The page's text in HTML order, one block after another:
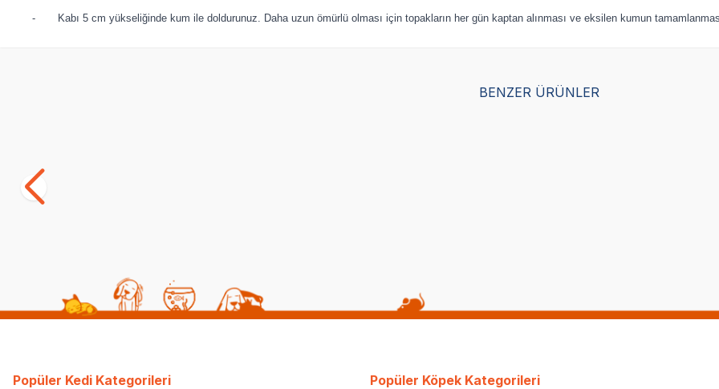
- Kabı 5 cm yükseliğinde kum ile doldurunuz. Daha uzun ömürlü olması için topakların her gün kaptan alınması ve eksilen kumun
BENZER ÜRÜNLER
1.399,00
Popüler Kedi Kategorileri Popüler Köpek Kategorileri